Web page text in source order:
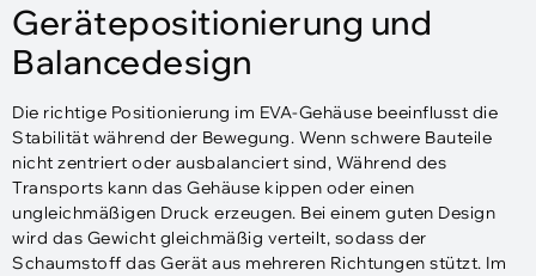
Gerätepositionierung und
Balancedesign
Die richtige Positionierung im EVA-Gehäuse beeinflusst die
Stabilität während der Bewegung. Wenn schwere Bauteile
nicht zentriert oder ausbalanciert sind, Während des
Transports kann das Gehäuse kippen oder einen
ungleichmäßigen Druck erzeugen. Bei einem guten Design
wird das Gewicht gleichmäßig verteilt, sodass der
Schaumstoff das Gerät aus mehreren Richtungen stützt. Im